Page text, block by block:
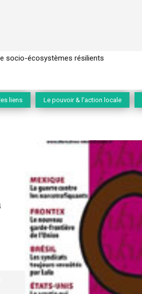
régénératif du vivant …
liens Le pouvoir & l'action locale